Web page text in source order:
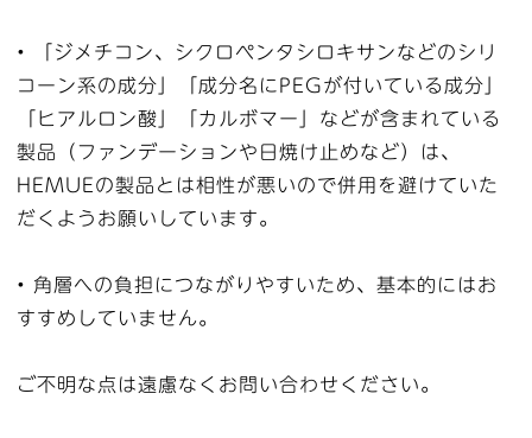
• 「ジメチコン、シクロペンタシロキサンなどのシリ
コーン系の成分」「成分名にPEGが付いている成分」
「ヒアルロン酸」「カルボマー」などが含まれている
製品（ファンデーションや日焼け止めなど）は、
HEMUEの製品とは相性が悪いので併用を避けていた
だくようお願いしています。
• 角層への負担につながりやすいため、基本的にはお
すすめしていません。
ご不明な点は遠慮なくお問い合わせください。